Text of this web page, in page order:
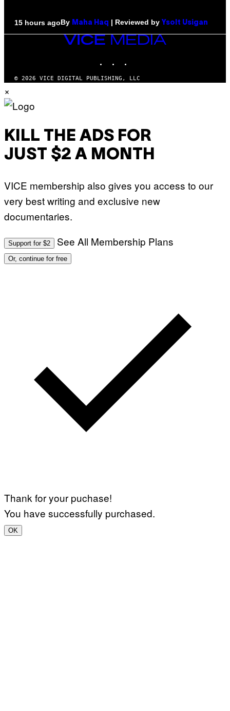
15 hours agoBy Maha Haq | Reviewed by Ysolt Usigan
VICE
© 2026 VICE DIGITAL PUBLISHING, LLC
×
KILL THE ADS FOR
JUST $2 A MONTH
VICE membership also gives you access to our
very best writing and exclusive new
documentaries.
Support for $2 See All Membership Plans
Or, continue for free
Thank for your puchase!
You have successfully purchased.
OK